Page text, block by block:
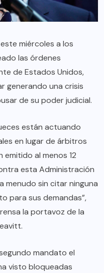
miércoles a los
las órdenes
de Estados Unidos,
generando una crisis
de su poder judicial.
están actuando
en lugar de árbitros
emitido al menos 12
esta Administración
menudo sin citar ninguna
para sus demandas”,
la portavoz de la
mandato el
visto bloqueadas